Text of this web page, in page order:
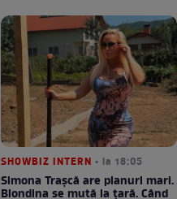
SHOWBIZ INTERN • la 18:05
Simona Trașcă are planuri mari.
Blondina se mută la țară. Când